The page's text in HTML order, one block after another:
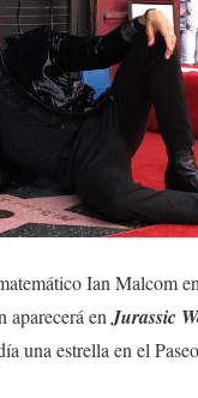
Ian Malcom
aparecerá enJurassic
una estrella en el